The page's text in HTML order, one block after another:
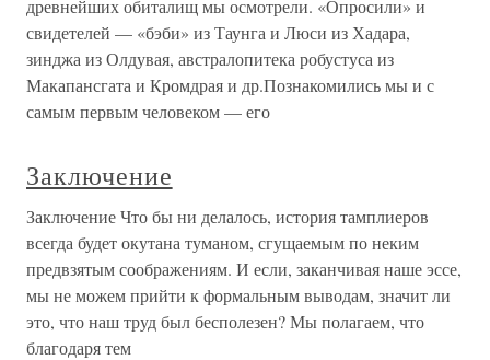
древнейших обиталищ мы осмотрели. «Опросили» и
свидетелей — «бэби» из Таунга и Люси из Хадара,
зинджа из Олдувая, австралопитека робустуса из
Макапансгата и Кромдрая и др.Познакомились мы и с
самым первым человеком — его
Заключение
Заключение Что бы ни делалось, история тамплиеров
всегда будет окутана туманом, сгущаемым по неким
предвзятым соображениям. И если, заканчивая наше эссе,
мы не можем прийти к формальным выводам, значит ли
это, что наш труд был бесполезен? Мы полагаем, что
благодаря тем